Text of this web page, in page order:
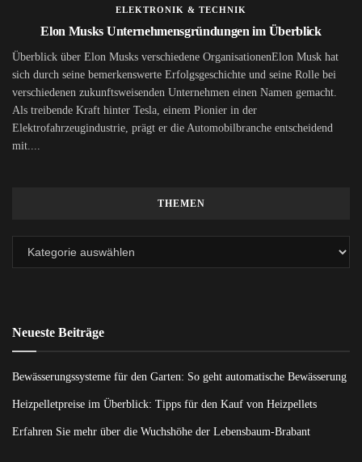
ELEKTRONIK & TECHNIK
Elon Musks Unternehmensgründungen im Überblick
Überblick über Elon Musks verschiedene OrganisationenElon Musk hat
sich durch seine bemerkenswerte Erfolgsgeschichte und seine Rolle bei
verschiedenen zukunftsweisenden Unternehmen einen Namen gemacht.
Als treibende Kraft hinter Tesla, einem Pionier in der
Elektrofahrzeugindustrie, prägt er die Automobilbranche entscheidend
mit....
THEMEN
Neueste Beiträge
Bewässerungssysteme für den Garten: So geht automatische Bewässerung
Heizpelletpreise im Überblick: Tipps für den Kauf von Heizpellets
Erfahren Sie mehr über die Wuchshöhe der Lebensbaum-Brabant